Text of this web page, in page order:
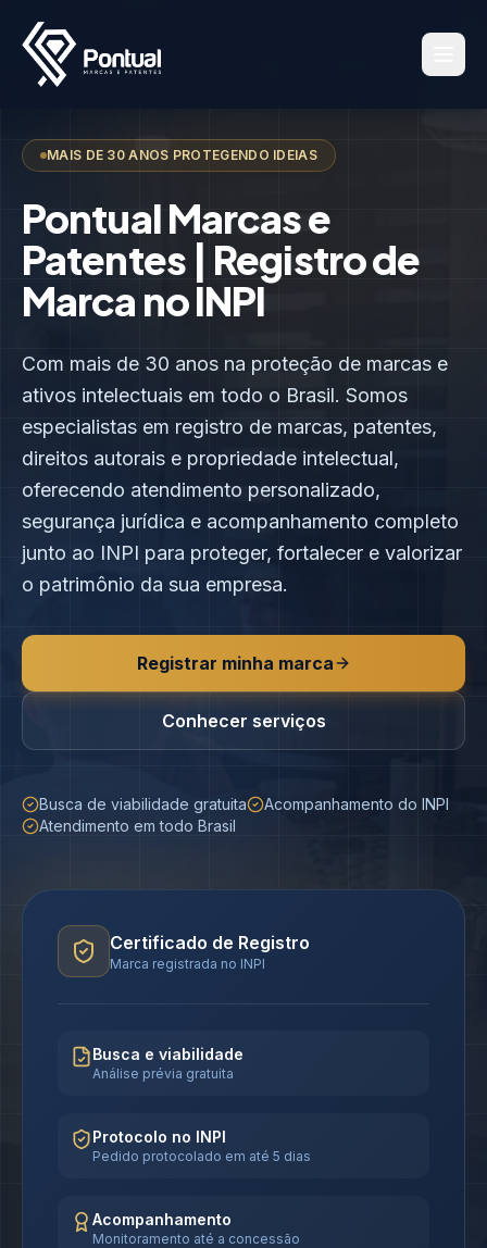
MAIS DE 30 ANOS PROTEGENDO IDEIAS
Pontual Marcas e
Patentes | Registro de
Marca no INPI
Com mais de 30 anos na proteção de marcas e
ativos intelectuais em todo o Brasil. Somos
especialistas em registro de marcas, patentes,
direitos autorais e propriedade intelectual,
oferecendo atendimento personalizado,
segurança jurídica e acompanhamento completo
junto ao INPI para proteger, fortalecer e valorizar
o patrimônio da sua empresa.
Registrar minha marca
Conhecer serviços
Busca de viabilidade gratuita
Acompanhamento do INPI
Atendimento em todo Brasil
Certificado de Registro
Marca registrada no INPI
Busca e viabilidade
Análise prévia gratuita
Protocolo no INPI
Pedido protocolado em até 5 dias
Acompanhamento
Monitoramento até a concessão